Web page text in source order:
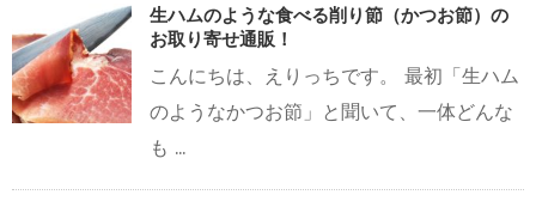
生ハムのような食べる削り節（かつお節）の
お取り寄せ通販！
こんにちは、えりっちです。 最初「生ハム
のようなかつお節」と聞いて、一体どんな
も ...